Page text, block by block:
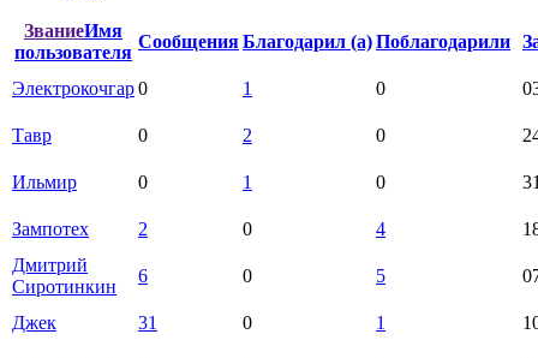
ЗваниеИмя
пользователя
СообщенияБлагодарил (а)Поблагодарили
Электрокочгар0 1 0
Тавр 0 2 0
Ильмир 0 1 0
Зампотех 2 0 4
Дмитрий
Сиротинкин
6 0 5
Джек 31 0 1